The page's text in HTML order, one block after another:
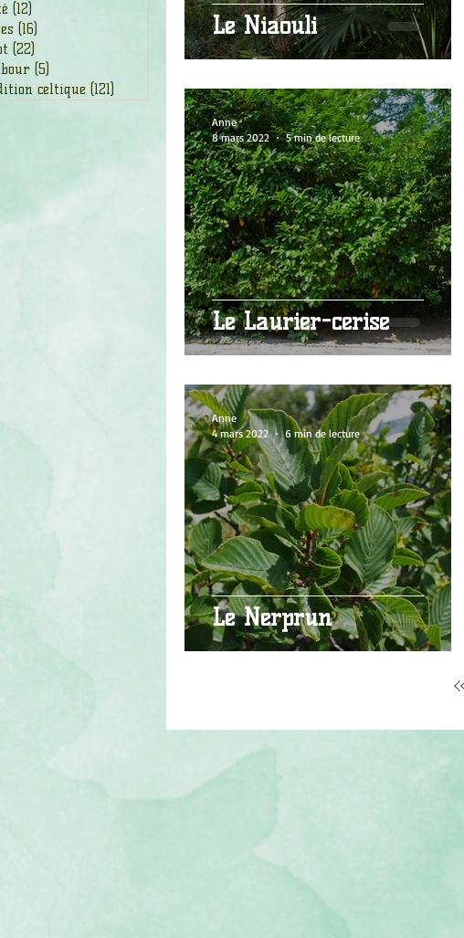
(12)
(16)
(22)
(5)
celtique (121)
Le Niaouli
Le Laurier-cerise
Anne
8 mars 2022
5 min de lecture
Le Nerprun
Anne
4 mars 2022
6 min de lecture